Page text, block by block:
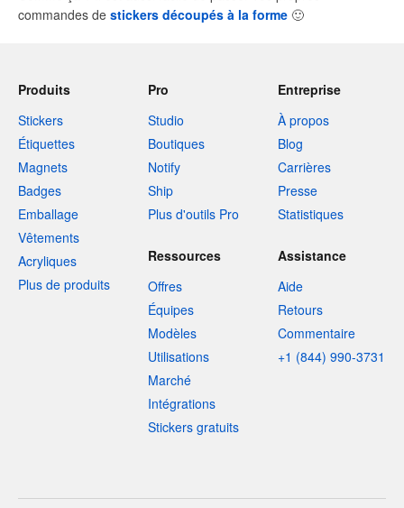
commandes de stickers découpés à la forme 🙂
Produits
Stickers
Étiquettes
Magnets
Badges
Emballage
Vêtements
Acryliques
Plus de produits
Pro
Studio
Boutiques
Notify
Ship
Plus d'outils Pro
Entreprise
À propos
Blog
Carrières
Presse
Statistiques
Ressources
Offres
Équipes
Modèles
Utilisations
Marché
Intégrations
Stickers gratuits
Assistance
Aide
Retours
Commentaire
+1 (844) 990-3731